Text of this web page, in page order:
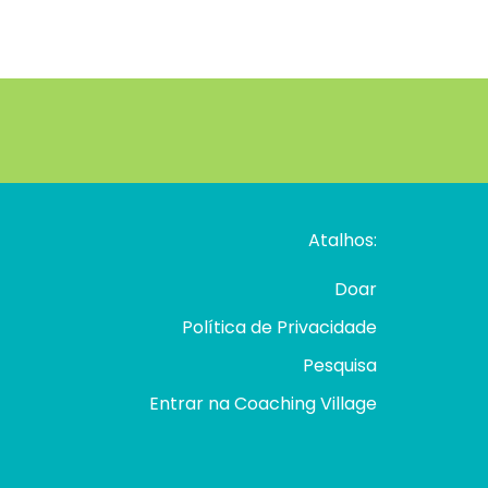
Atalhos:
Doar
Política de Privacidade
Pesquisa
Entrar na Coaching Village